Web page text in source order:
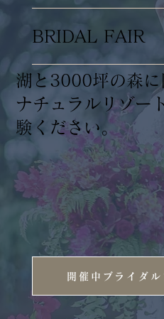
BRIDAL FAIR
湖と3000坪の森に
ナチュラルリゾー
験ください。
開催中ブライダ